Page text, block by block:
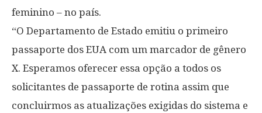
feminino – no país.
“O Departamento de Estado emitiu o primeiro
passaporte dos EUA com um marcador de gênero
X. Esperamos oferecer essa opção a todos os
solicitantes de passaporte de rotina assim que
concluirmos as atualizações exigidas do sistema e